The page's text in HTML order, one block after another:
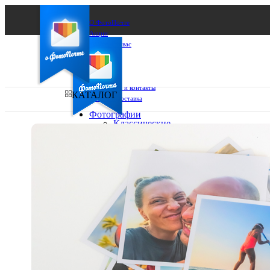
О ФотоПочте
Акции
Сделаем за вас
Бизнесу
FAQ
Франшиза
Поддержка и контакты
Оплата и доставка
Выберите из списка:
КАТАЛОГ
Фотографии
Классические
10х15
15х15
15х20
20х20
20х30
30х30
30х40
Фото
в